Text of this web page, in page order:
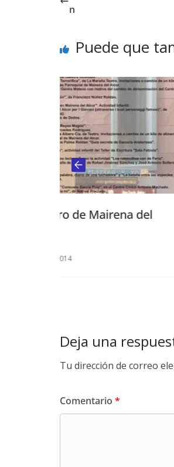
n
Puede que
Tres mujeres
del concurso
Deja una
Tu dirección de correo
Comentario *